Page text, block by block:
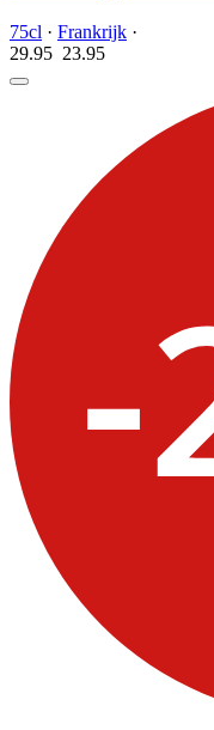
75cl · Frankrijk ·
29.95 23.95